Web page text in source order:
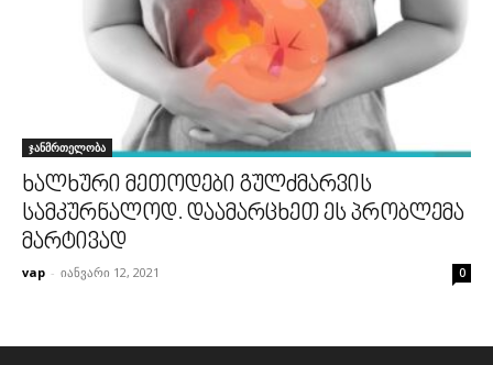
ჯანმრთელობა
ხალხური მეთოდები გულძმარვის
სამკურნალოდ. დაამარცხეთ ეს პრობლემა
მარტივად
vap - იანვარი 12, 2021 0